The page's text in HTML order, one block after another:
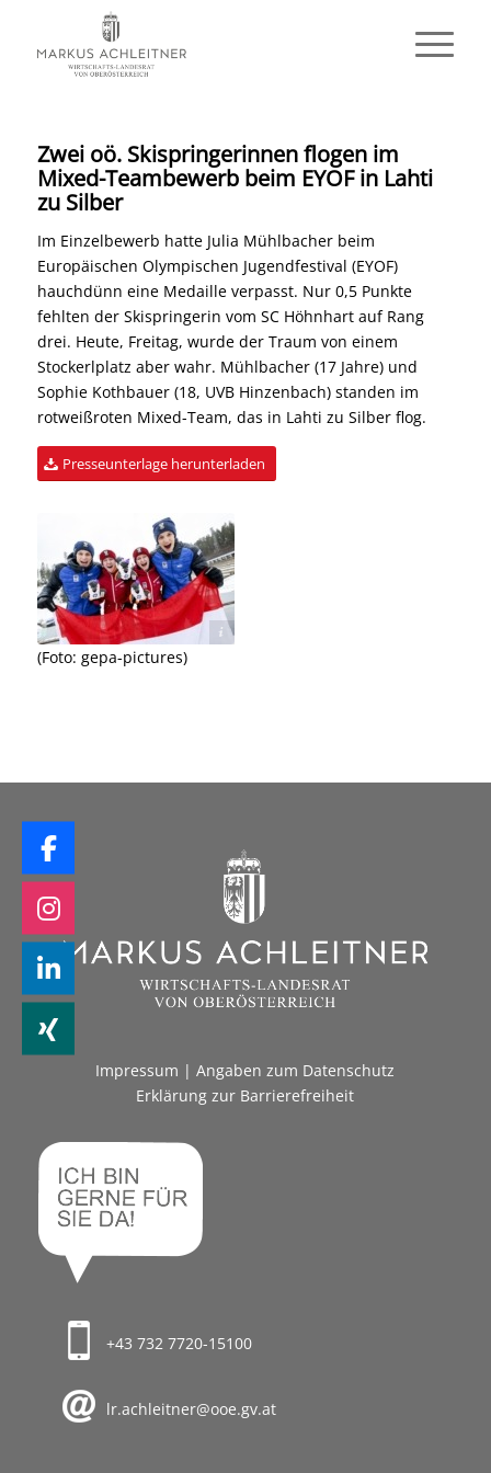
Zwei oö. Skispringerinnen flogen im
Mixed-Teambewerb beim EYOF in Lahti
zu Silber
Im Einzelbewerb hatte Julia Mühlbacher beim
Europäischen Olympischen Jugendfestival (EYOF)
hauchdünn eine Medaille verpasst. Nur 0,5 Punkte
fehlten der Skispringerin vom SC Höhnhart auf Rang
drei. Heute, Freitag, wurde der Traum von einem
Stockerlplatz aber wahr. Mühlbacher (17 Jahre) und
Sophie Kothbauer (18, UVB Hinzenbach) standen im
rotweißroten Mixed-Team, das in Lahti zu Silber flog.
Presseunterlage herunterladen
gepa-pictures
(Foto: gepa-pictures)
Impressum |Angaben zum Datenschutz
Erklärung zur Barrierefreiheit
+43 732 7720-15100
lr.achleitner@ooe.gv.at